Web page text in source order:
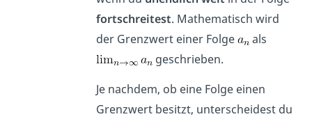
fortschreitest. Mathematisch wird
der Grenzwert einer Folge
als
geschrieben.
Je nachdem, ob eine Folge einen
Grenzwert besitzt, unterscheidest du